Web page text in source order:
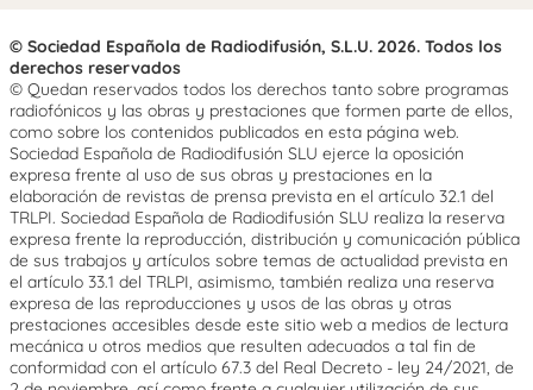
© Sociedad Española de Radiodifusión, S.L.U. 2026. Todos los
derechos reservados
© Quedan reservados todos los derechos tanto sobre programas
radiofónicos y las obras y prestaciones que formen parte de ellos,
como sobre los contenidos publicados en esta página web.
Sociedad Española de Radiodifusión SLU ejerce la oposición
expresa frente al uso de sus obras y prestaciones en la
elaboración de revistas de prensa prevista en el artículo 32.1 del
TRLPI. Sociedad Española de Radiodifusión SLU realiza la reserva
expresa frente la reproducción, distribución y comunicación pública
de sus trabajos y artículos sobre temas de actualidad prevista en
el artículo 33.1 del TRLPI, asimismo, también realiza una reserva
expresa de las reproducciones y usos de las obras y otras
prestaciones accesibles desde este sitio web a medios de lectura
mecánica u otros medios que resulten adecuados a tal fin de
conformidad con el artículo 67.3 del Real Decreto - ley 24/2021, de